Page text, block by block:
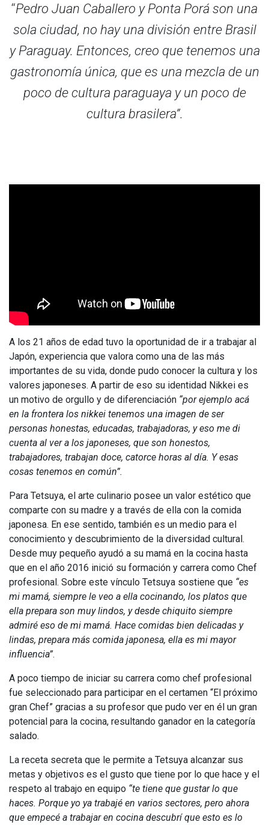
“Pedro Juan Caballero y Ponta Porá son una
sola ciudad, no hay una división entre Brasil
y Paraguay. Entonces, creo que tenemos una
gastronomía única, que es una mezcla de un
poco de cultura paraguaya y un poco de
cultura brasilera”.
A los 21 años de edad tuvo la oportunidad de ir a trabajar al
Japón, experiencia que valora como una de las más
importantes de su vida, donde pudo conocer la cultura y los
valores japoneses. A partir de eso su identidad Nikkei es
un motivo de orgullo y de diferenciación “por ejemplo acá
en la frontera los nikkei tenemos una imagen de ser
personas honestas, educadas, trabajadoras, y eso me di
cuenta al ver a los japoneses, que son honestos,
trabajadores, trabajan doce, catorce horas al día. Y esas
cosas tenemos en común”.
Para Tetsuya, el arte culinario posee un valor estético que
comparte con su madre y a través de ella con la comida
japonesa. En ese sentido, también es un medio para el
conocimiento y descubrimiento de la diversidad cultural.
Desde muy pequeño ayudó a su mamá en la cocina hasta
que en el año 2016 inició su formación y carrera como Chef
profesional. Sobre este vínculo Tetsuya sostiene que “es
mi mamá, siempre le veo a ella cocinando, los platos que
ella prepara son muy lindos, y desde chiquito siempre
admiré eso de mi mamá. Hace comidas bien delicadas y
lindas, prepara más comida japonesa, ella es mi mayor
influencia”.
A poco tiempo de iniciar su carrera como chef profesional
fue seleccionado para participar en el certamen “El próximo
gran Chef” gracias a su profesor que pudo ver en él un gran
potencial para la cocina, resultando ganador en la categoría
salado.
La receta secreta que le permite a Tetsuya alcanzar sus
metas y objetivos es el gusto que tiene por lo que hace y el
respeto al trabajo en equipo “te tiene que gustar lo que
haces. Porque yo ya trabajé en varios sectores, pero ahora
que empecé a trabajar en cocina descubrí que esto es lo